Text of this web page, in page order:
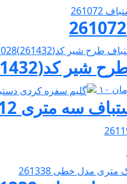
تومان
قیمت
فعلی:
۱۸,۰۰۰,۰۰۰ تومان.
۱۰
سه متری 261412